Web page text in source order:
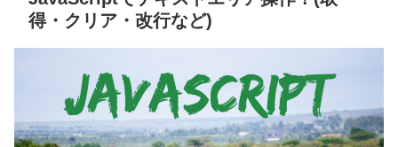
得・クリア・改行など)